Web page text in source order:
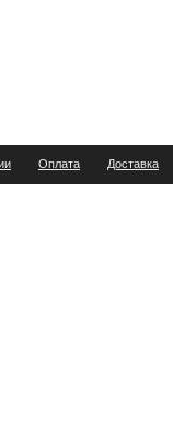
Оплата Доставка